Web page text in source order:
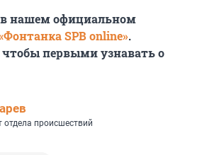
в нашем официальном
SPB online».
первыми узнавать о
отдела происшествий